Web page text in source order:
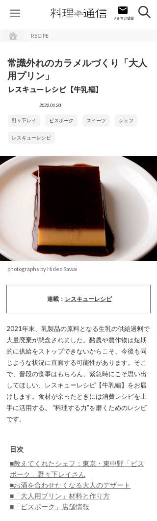
RECIPE
常識外れのカラメルづくり「大人
用プリン」
レスキューレシピ【牛乳編】
2022.01.20
野々下レイ ビスポーク スイーツ シェフ
レスキューレシピ
photographs by Hideo Sawai
連載： レスキューレシピ
2021年末、乳製品の原料となる生乳の供給過剰で
大量廃棄が懸念されました。酪農や農作物は短期
的に供給をストップできないからこそ、今後も同
じような状況に直面する可能性があります。そこ
で、普段の食事はもちろん、緊急時にこそ思い出
してほしい、レスキューレシピ【牛乳編】をお届
けします。食材が余ったときには消費レシピを上
手に活用する。 “料理する力”を磨くためのレシピ
です。
目次
■教えてくれたシェフ：東京・東中野「ビス
ポーク」野々下レイさん
■お酒を合わせたくなる大人のデザート
■「大人用プリン」材料と作り方
■「ビスポーク」店舗情報